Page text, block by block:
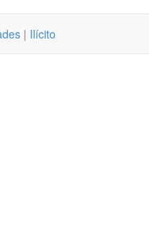
| Ilícito